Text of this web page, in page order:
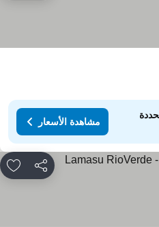
الأسعار
مشاهدة الأسعار
مشاركة